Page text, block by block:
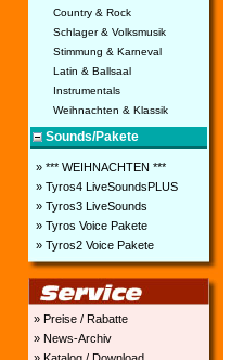
Country & Rock
Schlager & Volksmusik
Stimmung & Karneval
Latin & Ballsaal
Instrumentals
Weihnachten & Klassik
Sounds/Pakete
» *** WEIHNACHTEN ***
» Tyros4 LiveSoundsPLUS
» Tyros3 LiveSounds
» Tyros Voice Pakete
» Tyros2 Voice Pakete
» Preise / Rabatte
» News-Archiv